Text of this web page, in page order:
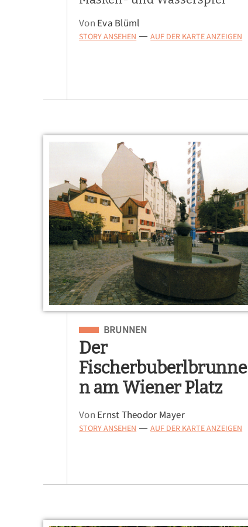
Von Eva Blüml
STORY ANSEHEN — AUF DER KARTE ANZEIGEN
Eingeordnet unter
BRUNNEN
Der
Fischerbuberlbrunne
n am Wiener Platz
Von Ernst Theodor Mayer
STORY ANSEHEN — AUF DER KARTE ANZEIGEN